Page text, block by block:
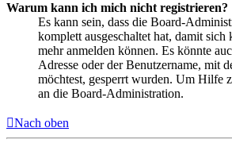
Warum kann ich mich nicht registrieren?
Es kann sein, dass die Board-
komplett ausgeschaltet hat, damit sich
mehr anmelden können. Es könnte
Adresse oder der Benutzername, mit
möchtest, gesperrt wurden. Um Hilfe
an die Board-Administration.
Nach oben